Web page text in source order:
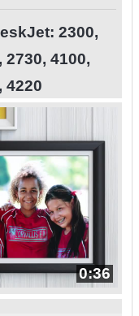
2300,
2730, 4100,
4220
0:36